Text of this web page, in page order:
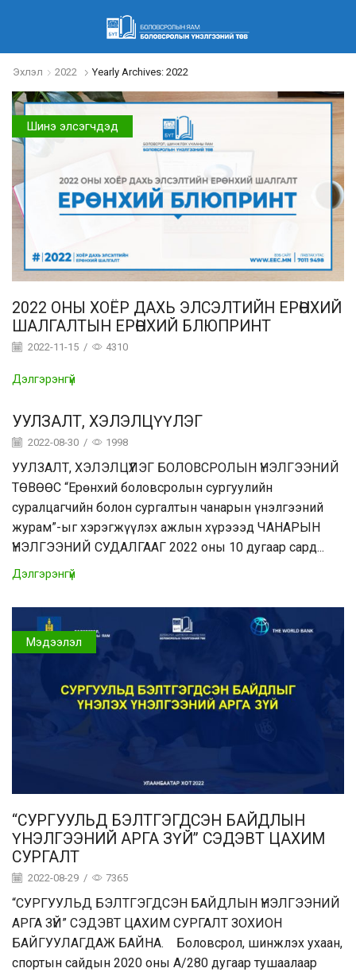
Эхлэл 2022 Yearly Archives: 2022
Шинэ элсэгчдэд
2022 ОНЫ ХОЁР ДАХЬ ЭЛСЭЛТИЙН ЕРӨНХИЙ
ШАЛГАЛТЫН ЕРӨНХИЙ БЛЮПРИНТ
2022-11-15 / 4310
Дэлгэрэнгүй
УУЛЗАЛТ, ХЭЛЭЛЦҮҮЛЭГ
2022-08-30 / 1998
УУЛЗАЛТ, ХЭЛЭЛЦҮҮЛЭГ БОЛОВСРОЛЫН ҮНЭЛГЭЭНИЙ
ТӨВӨӨС “Ерөнхий боловсролын сургуулийн
суралцагчийн болон сургалтын чанарын үнэлгээний
журам”-ыг хэрэгжүүлэх ажлын хүрэээд ЧАНАРЫН
ҮНЭЛГЭЭНИЙ СУДАЛГААГ 2022 оны 10 дугаар сард...
Дэлгэрэнгүй
Мэдээлэл
“СУРГУУЛЬД БЭЛТГЭГДСЭН БАЙДЛЫН
ҮНЭЛГЭЭНИЙ АРГА ЗҮЙ” СЭДЭВТ ЦАХИМ
СУРГАЛТ
2022-08-29 / 7365
“СУРГУУЛЬД БЭЛТГЭГДСЭН БАЙДЛЫН ҮНЭЛГЭЭНИЙ
АРГА ЗҮЙ” СЭДЭВТ ЦАХИМ СУРГАЛТ ЗОХИОН
БАЙГУУЛАГДАЖ БАЙНА. Боловсрол, шинжлэх ухаан,
спортын сайдын 2020 оны А/280 дугаар тушаалаар